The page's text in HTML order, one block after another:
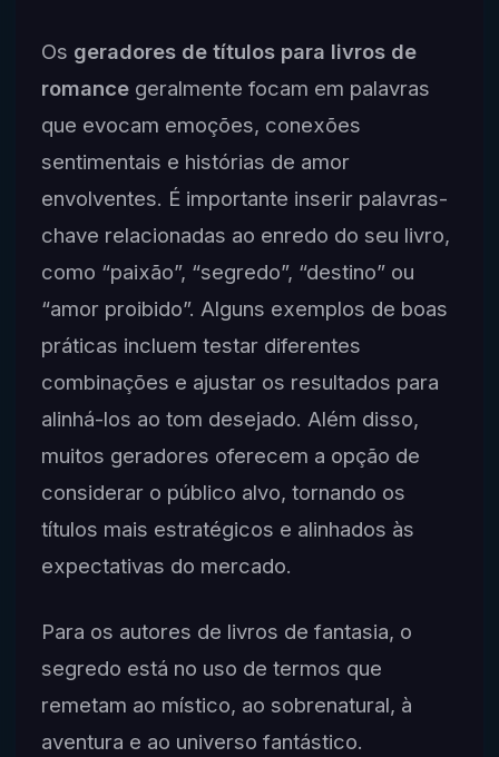
Os geradores de títulos para livros de
romancegeralmente focam em palavras
que evocam emoções, conexões
sentimentais e histórias de amor
envolventes. É importante inserir palavras-
chave relacionadas ao enredo do seu livro,
como “paixão”, “segredo”, “destino” ou
“amor proibido”. Alguns exemplos de boas
práticas incluem testar diferentes
combinações e ajustar os resultados para
alinhá-los ao tom desejado. Além disso,
muitos geradores oferecem a opção de
considerar o público alvo, tornando os
títulos mais estratégicos e alinhados às
expectativas do mercado.
Para os autores de livros de fantasia, o
segredo está no uso de termos que
remetam ao místico, ao sobrenatural, à
aventura e ao universo fantástico.